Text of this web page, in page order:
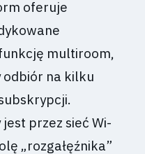
oferuje
multiroom,
odbiór na kilku
jest przez sieć Wi-
„rozgałęźnika”